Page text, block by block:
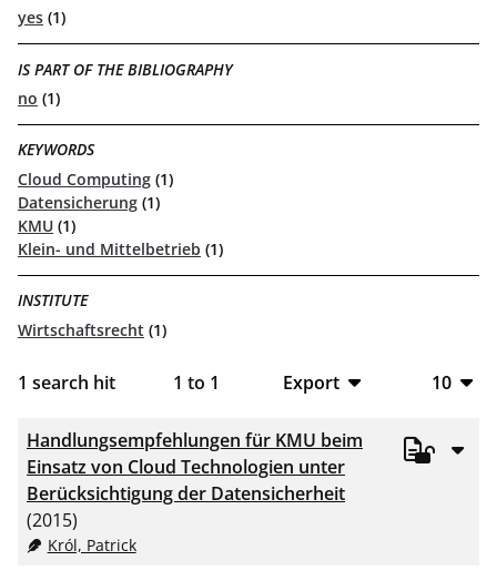
yes (1)
IS PART OF THE BIBLIOGRAPHY
no (1)
KEYWORDS
Cloud Computing (1)
Datensicherung (1)
KMU (1)
Klein- und Mittelbetrieb (1)
INSTITUTE
Wirtschaftsrecht (1)
1 search hit 1 to 1
Export
CSV
RIS
10
20
Handlungsempfehlungen für KMU beim
Einsatz von Cloud Technologien unter
Berücksichtigung der Datensicherheit
(2015)
Król, Patrick